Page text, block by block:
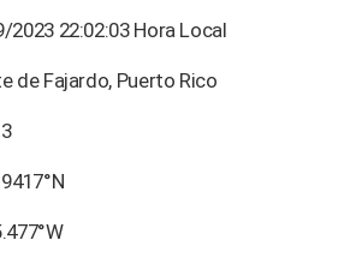
2023 22:02:03 Hora Local
de Fajardo, Puerto Rico